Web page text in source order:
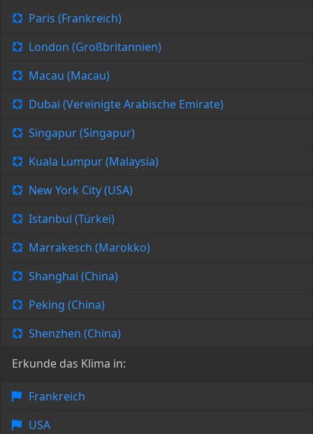
Paris (Frankreich)
London (Großbritannien)
Macau (Macau)
Dubai (Vereinigte Arabische Emirate)
Singapur (Singapur)
Kuala Lumpur (Malaysia)
New York City (USA)
Istanbul (Türkei)
Marrakesch (Marokko)
Shanghai (China)
Peking (China)
Shenzhen (China)
Erkunde das Klima in:
Frankreich
USA